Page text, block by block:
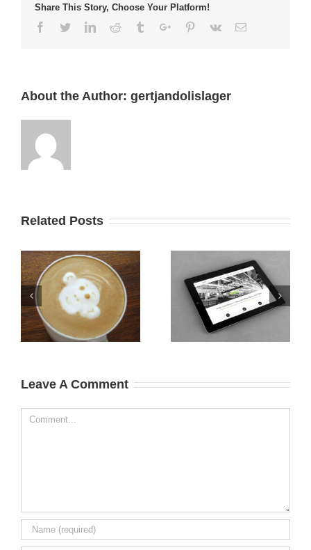
Share This Story, Choose Your Platform!
Facebook
TwitterLinkedinReddit TumblrGoogle+Pinterest
Vk Email
About the Author: gertjandolislager
Related Posts
Class Aptent Taciti
Soci Ad Litora
Nullam Vitae Nibh Un
Odiosters
Leave A Comment
Comment